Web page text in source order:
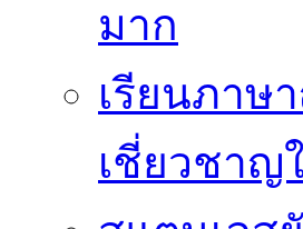
มาก
เรียนภาษ
เชี่ยวชาญ